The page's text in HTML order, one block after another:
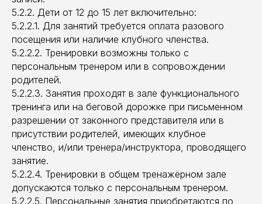
5.2.2. Дети от 12 до 15 лет включительно:
5.2.2.1. Для занятий требуется оплата разового
посещения или наличие клубного членства.
5.2.2.2. Тренировки возможны только с
персональным тренером или в сопровождении
родителей.
5.2.2.3. Занятия проходят в зале функционального
тренинга или на беговой дорожке при письменном
разрешении от законного представителя или в
присутствии родителей, имеющих клубное
членство, и/или тренера/инструктора, проводящего
занятие.
5.2.2.4. Тренировки в общем тренажёрном зале
допускаются только с персональным тренером.
5.2.2.5. Персональные занятия приобретаются по